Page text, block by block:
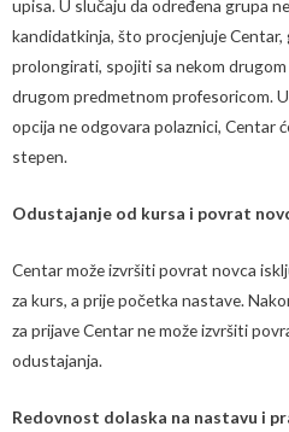
upisa. U slučaju da određena grupa
kandidatkinja, što procjenjuje Centar,
prolongirati, spojiti sa nekom
drugom predmetnom profesoricom.
opcija ne odgovara polaznici, Centar
stepen.
Odustajanje od kursa i povrat
Centar može izvršiti povrat novca
za kurs, a prije početka nastave.
za prijave Centar ne može izvršiti
odustajanja.
Redovnost dolaska na nastavu i